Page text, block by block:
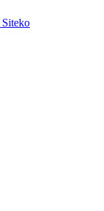
Siteko